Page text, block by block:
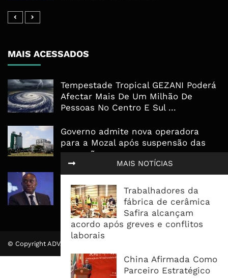
MAIS NOTÍCIAS
Trabalhadores da
fábrica de cerâmica
Safira alcançam
acordo após greves e conflitos
laborais
China Afirmada Como
Parceiro Estratégico
MAIS ACESSADOS
Tempestade Tropical GEZANI Poderá
Afectar Mais De Um Milhão De
Pessoas No Centro E Sul ...
Governo admite nova operadora
para a Mozal após suspensão das
operações
CEO do Standard Bank pede ao
Governo que “saia do caminho” e
facilite os negócios
© Copyright ADVALUE. Todos Direitos Reservados.